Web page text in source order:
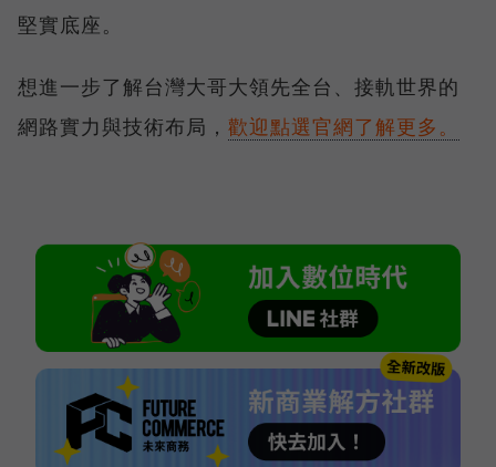
堅實底座。
想進一步了解台灣大哥大領先全台、接軌世界的
網路實力與技術布局， 歡迎點選官網了解更多。